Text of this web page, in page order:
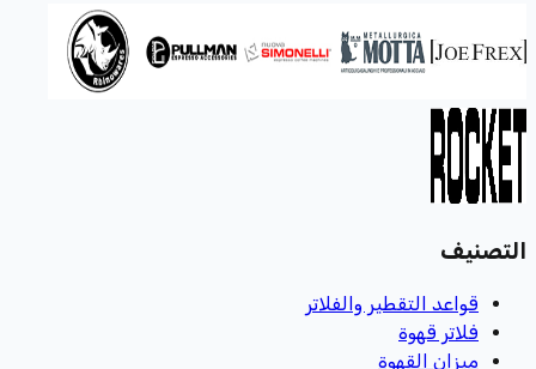
التصنيف
قواعد التقطير والفلاتر
فلاتر قهوة
ميزان القهوة